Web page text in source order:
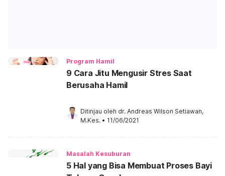
Program Hamil
9 Cara Jitu Mengusir Stres Saat
Berusaha Hamil
Ditinjau oleh dr. Andreas Wilson Setiawan,
M.Kes. • 11/06/2021
Masalah Kesuburan
5 Hal yang Bisa Membuat Proses Bayi